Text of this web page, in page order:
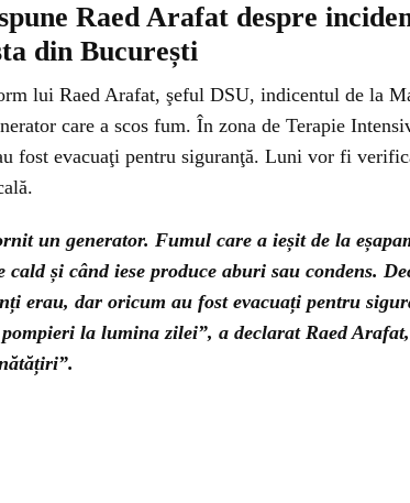
Raed Arafat despre
din București
lui Raed Arafat, şeful DSU, indicentul de la
care a scos fum. În zona de Terapie
fost evacuaţi pentru siguranţă. Luni vor fi
un generator. Fumul care a ieșit de la
cald și când iese produce aburi sau condens.
erau, dar oricum au fost evacuați pentru
la lumina zilei”, a declarat Raed